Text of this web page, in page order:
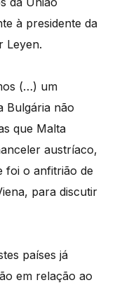
à presidente da
Leyen.
(…) um
Bulgária não
que Malta
austríaco,
foi o anfitrião de
para discutir
países já
em relação ao